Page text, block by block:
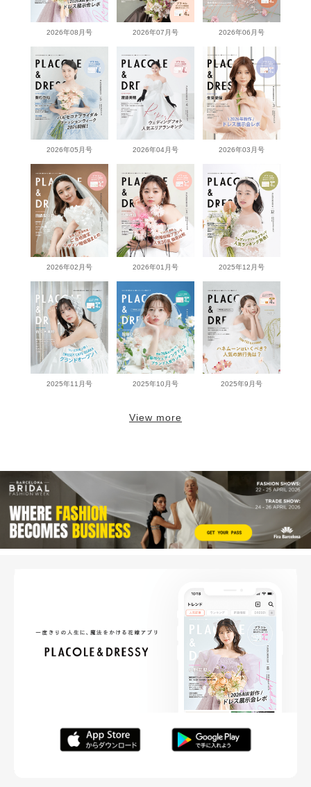
2026年08月号 2026年07月号 2026年06月号
2026年05月号 2026年04月号 2026年03月号
2026年02月号 2026年01月号 2025年12月号
2025年11月号 2025年10月号 2025年9月号
View more